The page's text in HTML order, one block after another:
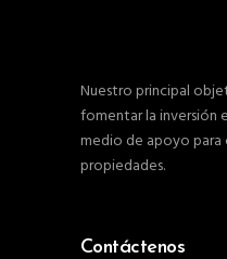
Nuestro principal
fomentar la inversión
medio de apoyo para
propiedades.
Contáctenos